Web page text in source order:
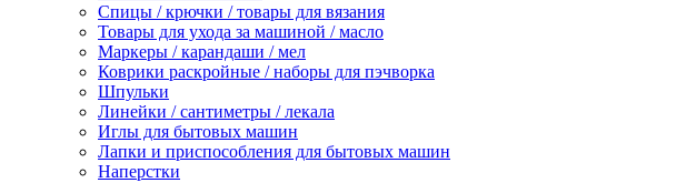
Спицы / крючки / товары для вязания
Товары для ухода за машиной / масло
Маркеры / карандаши / мел
Коврики раскройные / наборы для пэчворка
Шпульки
Линейки / сантиметры / лекала
Иглы для бытовых машин
Лапки и приспособления для бытовых машин
Наперстки